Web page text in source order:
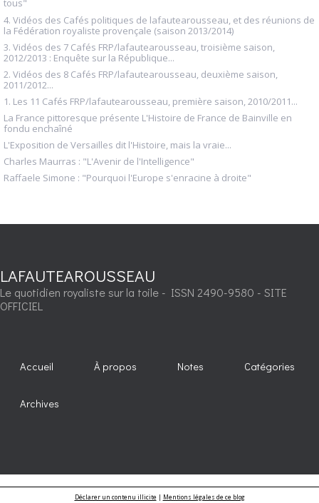
tous"
4. Vidéos des Cafés politiques de lafautearousseau, et des réunions de
la Fédération royaliste provençale (saison 2013/2014)
3. Vidéos des 7 Cafés FRP/lafautearousseau, troisième saison,
2012/2013 : Enquête sur la République...
2. Vidéos des 8 Cafés FRP/lafautearousseau, deuxième saison,
2011/2012...
1. Les 11 Cafés FRP/lafautearousseau, première saison, 2010/2011...
La France pittoresque présente L'Histoire de France de Bainville en
fondu enchaîné
L'Exposition de Versailles dit l'Histoire, mais la vraie...
Charles Maurras : "L'Avenir de l'Intelligence"
Raffaele Simone : "Pourquoi l'Europe s'enracine à droite"
LAFAUTEAROUSSEAU
Le quotidien royaliste sur la toile - ISSN 2490-9580 - SITE
OFFICIEL
Accueil À propos Notes Catégories
Archives
Déclarer un contenu illicite| Mentions légales de ce blog